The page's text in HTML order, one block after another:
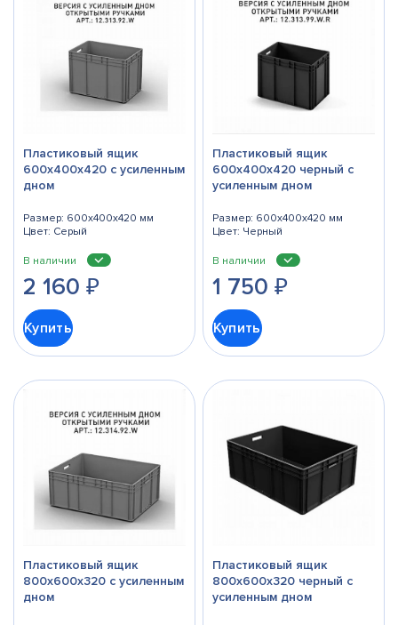
Пластиковый ящик
600х400х420 с усиленным
дном
Размер: 600x400x420 мм
Цвет: Серый
В наличии
2 160₽
Купить
Пластиковый ящик
600х400х420 черный с
усиленным дном
Размер: 600x400x420 мм
Цвет: Черный
В наличии
1 750 ₽
Купить
Пластиковый ящик
800х600х320 с усиленным
дном
Пластиковый ящик
800х600х320 черный с
усиленным дном